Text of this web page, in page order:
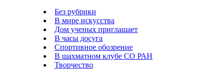
Без рубрики
В мире искусства
Дом ученых приглашает
В часы досуга
Спортивное обозрение
В шахматном клубе СО РАН
Творчество